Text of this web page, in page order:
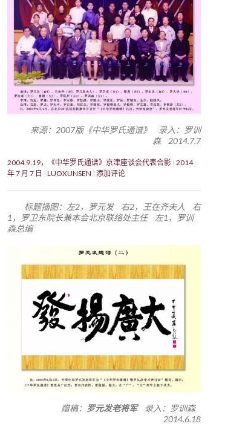
来源：2007版《中华罗氏通谱》 录入：罗训
森 2014.7.7
2004.9.19，《中华罗氏通谱》京津座谈会代表合影 2014
年 7 月 7 日
LUOXUNSEN 添加评论
标题插图：左2，罗元发 右2，王在齐夫人 右
1，罗卫东院长兼本会北京联络处主任 左1，罗训
森总编
赠稿： 罗元发老将军录入：罗训森
2014.6.18